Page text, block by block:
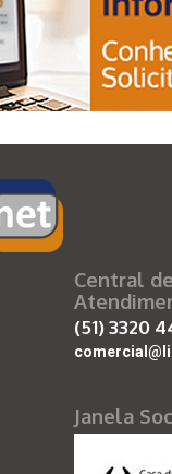
Central de
(51)3320
Janela